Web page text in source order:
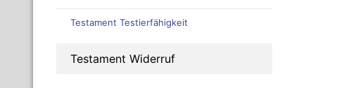
Testament Testierfähigkeit
Testament Widerruf